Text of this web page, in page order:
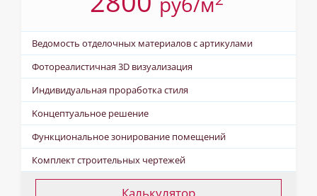
Ведомость отделочных материалов с артикулами
Фотореалистичная 3D визуализация
Индивидуальная проработка стиля
Kонцептуальное решение
Функциональное зонирование помещений
Комплект строительных чертежей
Калькулятор